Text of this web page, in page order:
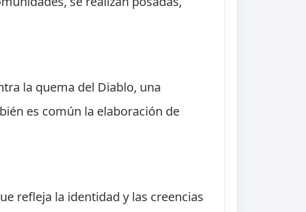
la quema del Diablo, una
es común la elaboración de
refleja la identidad y las creencias